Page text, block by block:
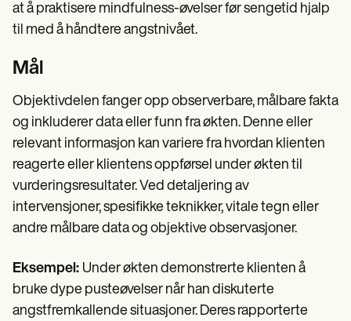
at å praktisere mindfulness-øvelser før sengetid hjalp
til med å håndtere angstnivået.
Mål
Objektivdelen fanger opp observerbare, målbare fakta
og inkluderer data eller funn fra økten. Denne eller
relevant informasjon kan variere fra hvordan klienten
reagerte eller klientens oppførsel under økten til
vurderingsresultater. Ved detaljering av
intervensjoner, spesifikke teknikker, vitale tegn eller
andre målbare data og objektive observasjoner.
Eksempel: Under økten demonstrerte klienten å
bruke dype pusteøvelser når han diskuterte
angstfremkallende situasjoner. Deres rapporterte